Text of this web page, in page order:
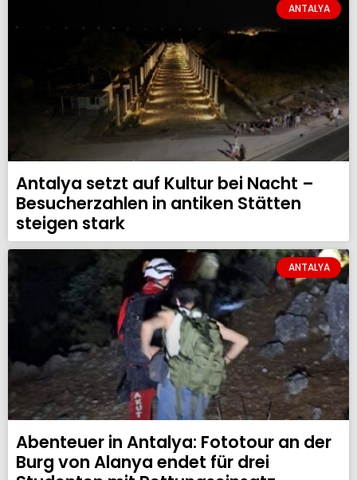
ANTALYA
Antalya setzt auf Kultur bei Nacht –
Besucherzahlen in antiken Stätten
steigen stark
ANTALYA
Abenteuer in Antalya: Fototour an der
Burg von Alanya endet für drei